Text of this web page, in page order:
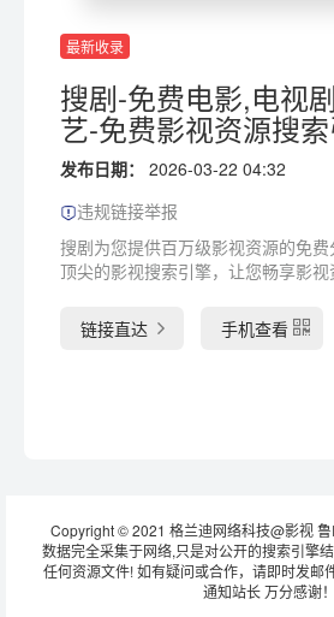
最新收录
搜剧-免费电影,电视
艺-免费影视资源搜
发布日期：
2026-03-22 04:32
违规链接举报
搜剧为您提供百万级影视资源的免
顶尖的影视搜索引擎，让您畅享影视
链接直达 手机查看
Copyright © 2021 格兰迪网络科技@影视
数据完全采集于网络,只是对公开的搜索引擎
任何资源文件! 如有疑问或合作，请即时发
通知站长 万分感谢！